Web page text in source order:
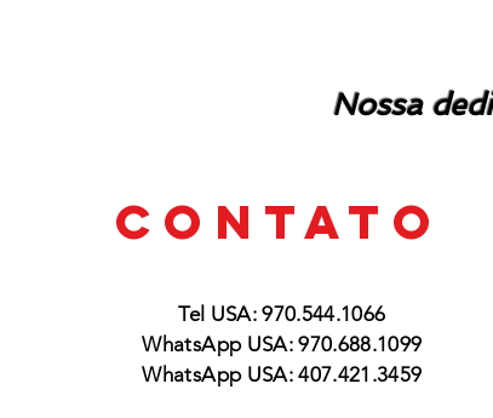
Nossa
CONTATO
Tel USA: 970.544.1066
WhatsApp USA: 970.688.1099
WhatsApp USA: 407.421.3459